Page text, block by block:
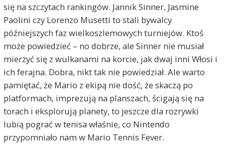
się na szczytach rankingów. Jannik Sinner, Jasmine
Paolini czy Lorenzo Musetti to stali bywalcy
późniejszych faz wielkoszlemowych turniejów. Ktoś
może powiedzieć – no dobrze, ale Sinner nie musiał
mierzyć się z wulkanami na korcie, jak dwaj inni Włosi i
ich ferajna. Dobra, nikt tak nie powiedział. Ale warto
pamiętać, że Mario z ekipą nie dość, że skaczą po
platformach, imprezują na planszach, ścigają się na
torach i eksplorują planety, to jeszcze dla rozrywki
lubią pograć w tenisa właśnie, co Nintendo
przypomniało nam w Mario Tennis Fever.